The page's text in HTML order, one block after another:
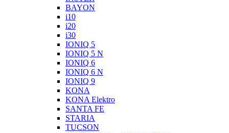
BAYON
i10
i20
i30
IONIQ 5
IONIQ 5 N
IONIQ 6
IONIQ 6 N
IONIQ 9
KONA
KONA Elektro
SANTA FE
STARIA
TUCSON